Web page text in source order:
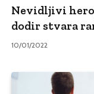
Nevidljivi
dodir stvara
10/01/2022